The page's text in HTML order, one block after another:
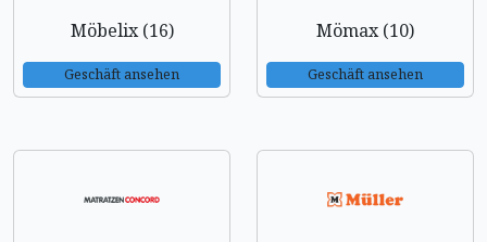
Möbelix (16)
Geschäft ansehen
Mömax (10)
Geschäft ansehen